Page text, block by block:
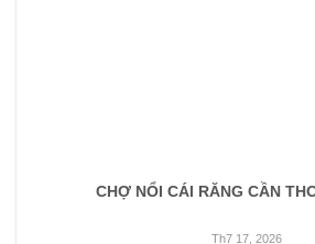
CHỢ NỔI CÁI RĂNG CẦN
Th7 17, 2026